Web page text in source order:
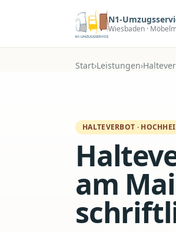
N1-
Wiesbaden ·
Start›Leistungen›
HALTEVERBOT ·
am